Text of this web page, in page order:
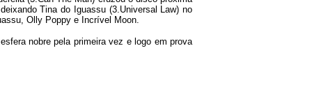
Tina do Iguassu (3.Universal Law) no
Olly Poppy e Incrível Moon.
nobre pela primeira vez e logo em prova